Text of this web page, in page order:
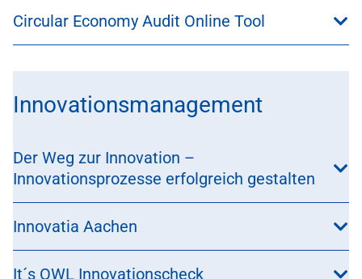
Circular Economy Audit Online Tool
Innovationsmanagement
Der Weg zur Innovation –
Innovationsprozesse erfolgreich gestalten
Innovatia Aachen
It´s OWL Innovationscheck